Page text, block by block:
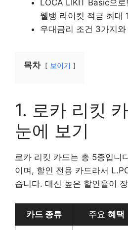
LOCA LIKIT Basic으
웰뱅 라이킷 적금 최대
우대금리 조건 3가지
목차 보이기
1. 로카 리킷
눈에 보기
로카 리킷 카드는 총 5종입니
이며, 할인 전용 카드라서
습니다. 대신 높은 할인율이
카드 종류 주요 혜택